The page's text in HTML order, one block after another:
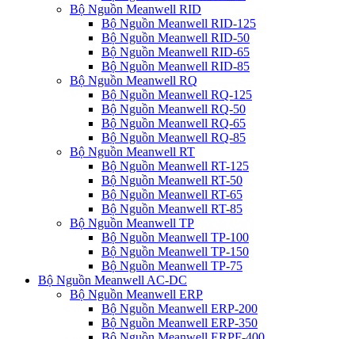
Bộ Nguồn Meanwell RID
Bộ Nguồn Meanwell RID-125
Bộ Nguồn Meanwell RID-50
Bộ Nguồn Meanwell RID-65
Bộ Nguồn Meanwell RID-85
Bộ Nguồn Meanwell RQ
Bộ Nguồn Meanwell RQ-125
Bộ Nguồn Meanwell RQ-50
Bộ Nguồn Meanwell RQ-65
Bộ Nguồn Meanwell RQ-85
Bộ Nguồn Meanwell RT
Bộ Nguồn Meanwell RT-125
Bộ Nguồn Meanwell RT-50
Bộ Nguồn Meanwell RT-65
Bộ Nguồn Meanwell RT-85
Bộ Nguồn Meanwell TP
Bộ Nguồn Meanwell TP-100
Bộ Nguồn Meanwell TP-150
Bộ Nguồn Meanwell TP-75
Bộ Nguồn Meanwell AC-DC
Bộ Nguồn Meanwell ERP
Bộ Nguồn Meanwell ERP-200
Bộ Nguồn Meanwell ERP-350